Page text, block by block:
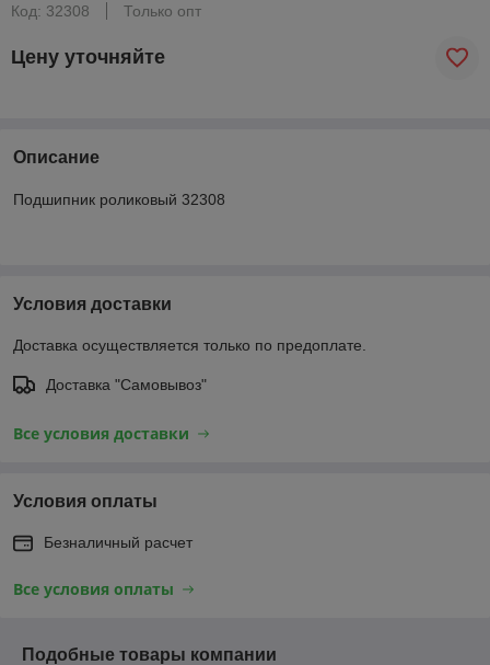
Код: 32308
Только опт
Цену уточняйте
Описание
Подшипник роликовый 32308
Условия доставки
Доставка осуществляется только по предоплате.
Доставка "Самовывоз"
Все условия доставки
Условия оплаты
Безналичный расчет
Все условия оплаты
Подобные товары компании